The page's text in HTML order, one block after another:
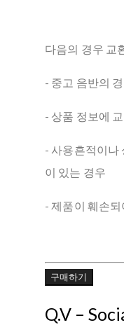
다음의 경우 교
- 중고 음반의
- 상품 정보에
- 사용흔적이나
이 있는 경우
- 제품이 훼손
구매하기
Q.V ‎–